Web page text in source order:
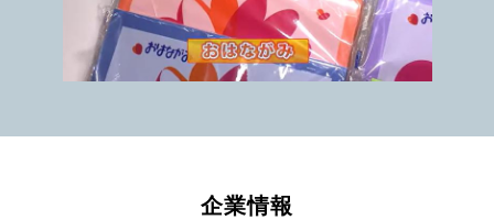
企業情報